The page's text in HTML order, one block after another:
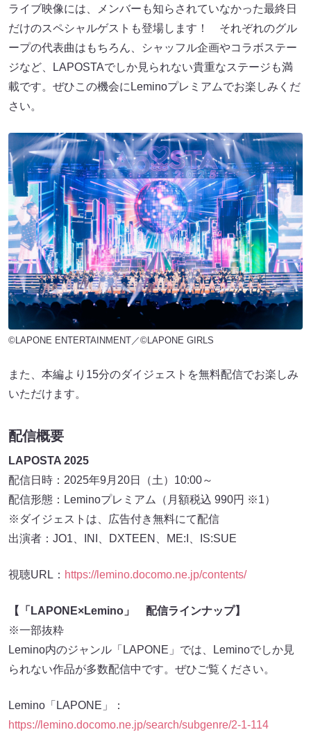
ライブ映像には、メンバーも知らされていなかった最終日
だけのスペシャルゲストも登場します！ それぞれのグル
ープの代表曲はもちろん、シャッフル企画やコラボステー
ジなど、LAPOSTAでしか見られない貴重なステージも満
載です。ぜひこの機会にLeminoプレミアムでお楽しみくだ
さい。
©LAPONE ENTERTAINMENT／©LAPONE GIRLS
また、本編より15分のダイジェストを無料配信でお楽しみ
いただけます。
配信概要
LAPOSTA 2025
配信日時：2025年9月20日（土）10:00～
配信形態：Leminoプレミアム（月額税込 990円 ※1）
※ダイジェストは、広告付き無料にて配信
出演者：JO1、INI、DXTEEN、ME:I、IS:SUE
視聴URL： https://lemino.docomo.ne.jp/contents/
【「LAPONE×Lemino」 配信ラインナップ】
※一部抜粋
Lemino内のジャンル「LAPONE」では、Leminoでしか見
られない作品が多数配信中です。ぜひご覧ください。
Lemino「LAPONE」：
https://lemino.docomo.ne.jp/search/subgenre/2-1-114